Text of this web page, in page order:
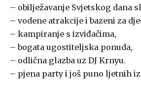
– obilježavanje Svjetskog dana
– vodene atrakcije i bazeni za
– kampiranje s izviđačima,
– bogata ugostiteljska ponuda,
– odlična glazba uz DJ Krnyu.
– pjena party i još puno ljetnih